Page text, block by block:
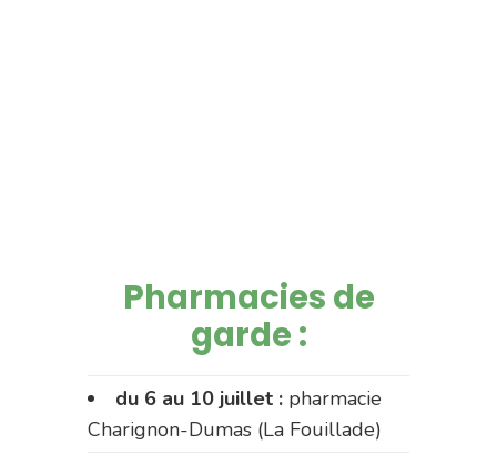
Pharmacies de
garde :
du 6 au 10 juillet : pharmacie
Charignon-Dumas (La Fouillade)